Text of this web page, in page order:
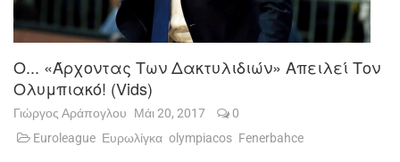
Ο... «Άρχοντας Των Δακτυλιδιών» Απειλεί Τον
Ολυμπιακό! (vids)
Γιώργος Αράπογλου Μάι 20, 2017
0
Euroleague Ευρωλίγκα olympiacos Fenerbahce